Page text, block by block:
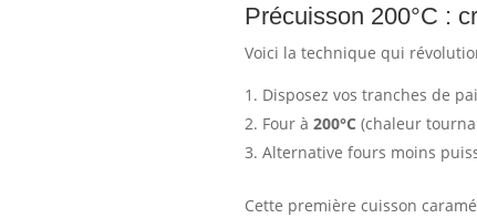
Précuisson 200°C :
Voici la technique qui
Disposez vos tranches de
Four à 200°C (chaleur
Alternative fours moins
Cette première cuisson